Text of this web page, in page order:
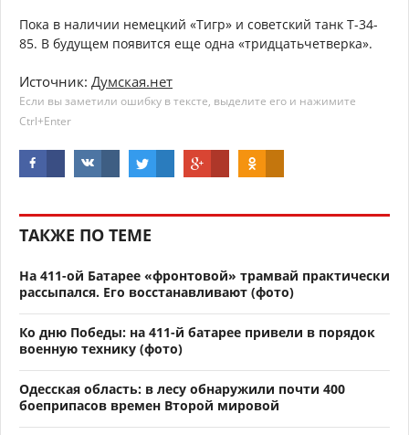
Пока в наличии немецкий «Тигр» и советский танк Т-34-
85. В будущем появится еще одна «тридцатьчетверка».
Источник: Думская.нет
Если вы заметили ошибку в тексте, выделите его и нажимите
Ctrl+Enter
ТАКЖЕ ПО ТЕМЕ
На 411-ой Батарее «фронтовой» трамвай практически
рассыпался. Его восстанавливают (фото)
Ко дню Победы: на 411-й батарее привели в порядок
военную технику (фото)
Одесская область: в лесу обнаружили почти 400
боеприпасов времен Второй мировой